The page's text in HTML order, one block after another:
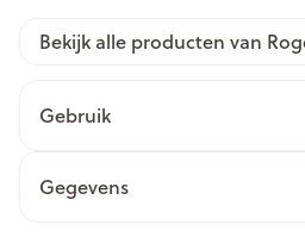
Bekijk alle producten van
Gebruik
Gegevens